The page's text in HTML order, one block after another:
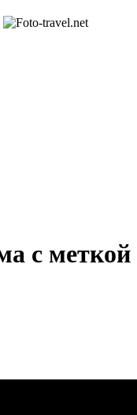
с меткой